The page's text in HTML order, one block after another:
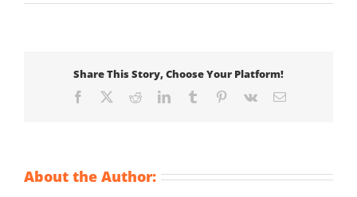
Share This Story, Choose Your Platform!
Facebook RedditLinkedInTumblr Pinterest
Vk Email
About the Author: